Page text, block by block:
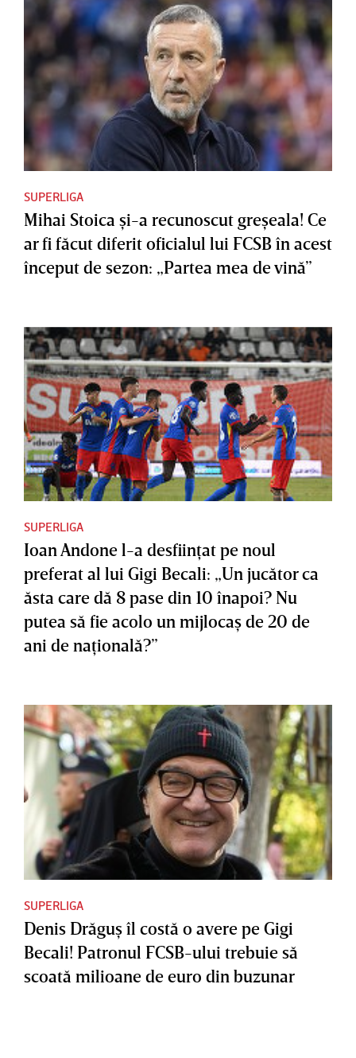
SUPERLIGA
Mihai Stoica şi-a recunoscut greşeala! Ce
ar fi făcut diferit oficialul lui FCSB în acest
început de sezon: „Partea mea de vină”
SUPERLIGA
Ioan Andone l-a desfiinţat pe noul
preferat al lui Gigi Becali: „Un jucător ca
ăsta care dă 8 pase din 10 înapoi? Nu
putea să fie acolo un mijlocaş de 20 de
ani de naţională?”
SUPERLIGA
Denis Drăguş îl costă o avere pe Gigi
Becali! Patronul FCSB-ului trebuie să
scoată milioane de euro din buzunar